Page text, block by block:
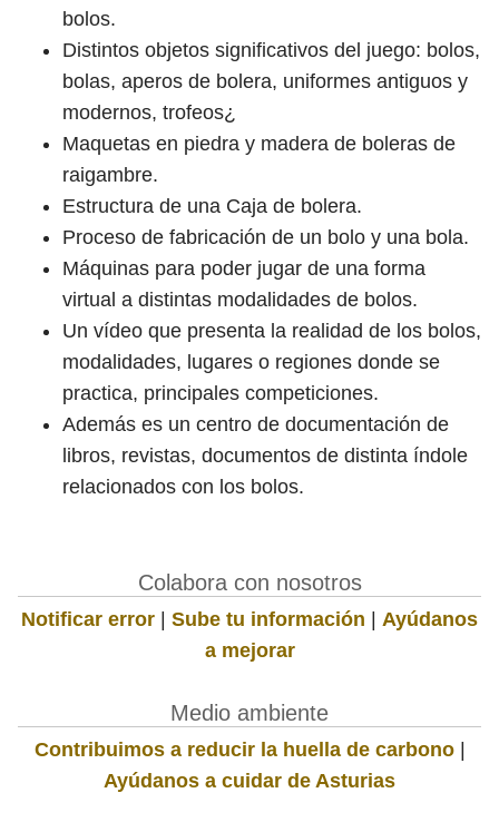
bolos.
Distintos objetos significativos del juego: bolos,
bolas, aperos de bolera, uniformes antiguos y
modernos, trofeos¿
Maquetas en piedra y madera de boleras de
raigambre.
Estructura de una Caja de bolera.
Proceso de fabricación de un bolo y una bola.
Máquinas para poder jugar de una forma
virtual a distintas modalidades de bolos.
Un vídeo que presenta la realidad de los bolos,
modalidades, lugares o regiones donde se
practica, principales competiciones.
Además es un centro de documentación de
libros, revistas, documentos de distinta índole
relacionados con los bolos.
Colabora con nosotros
Notificar error | Sube tu información | Ayúdanos
a mejorar
Medio ambiente
Contribuimos a reducir la huella de carbono|
Ayúdanos a cuidar de Asturias